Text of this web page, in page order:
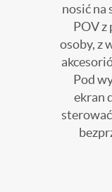
nosić na
POV
osoby, z
Pod
ekran
sterować